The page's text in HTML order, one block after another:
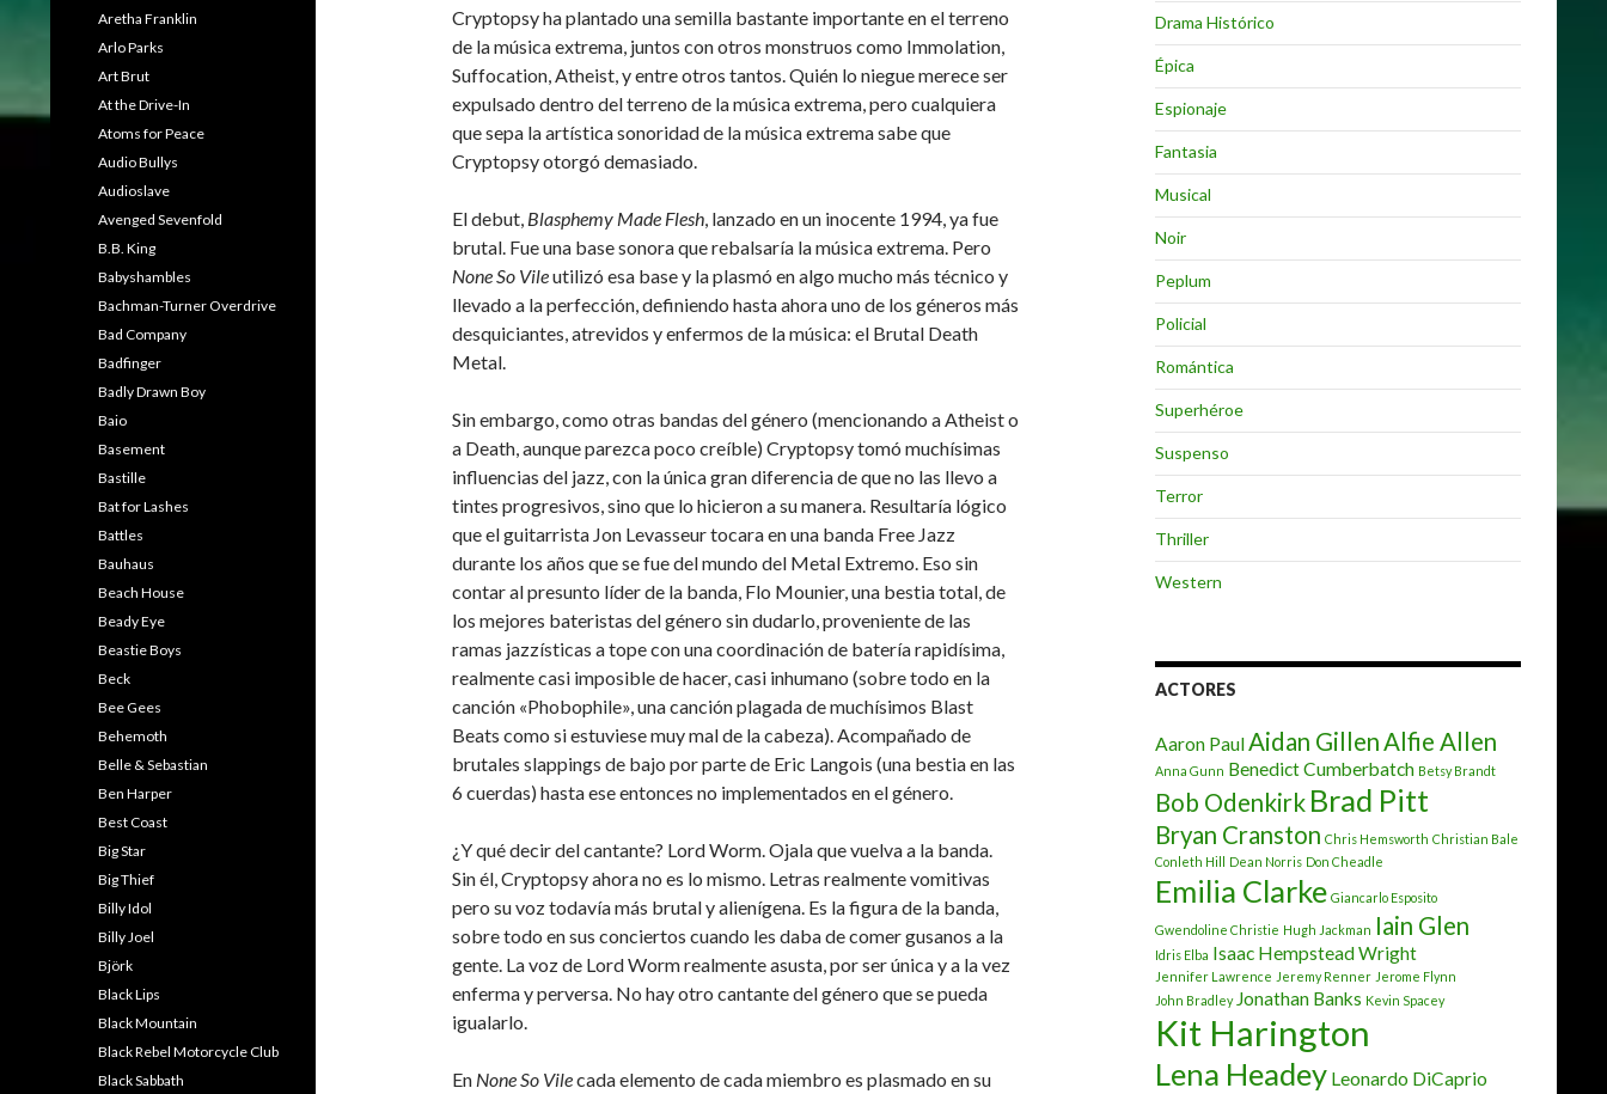
Cryptopsy ha plantado una semilla bastante importante en el terreno
de la música extrema, juntos con otros monstruos como Immolation,
Suffocation, Atheist, y entre otros tantos. Quién lo niegue merece ser
expulsado dentro del terreno de la música extrema, pero cualquiera
que sepa la artística sonoridad de la música extrema sabe que
Cryptopsy otorgó demasiado.
El debut, Blasphemy Made Flesh, lanzado en un inocente 1994, ya fue
brutal. Fue una base sonora que rebalsaría la música extrema. Pero
None So Vileutilizó esa base y la plasmó en algo mucho más técnico y
llevado a la perfección, definiendo hasta ahora uno de los géneros más
desquiciantes, atrevidos y enfermos de la música: el Brutal Death
Metal.
Sin embargo, como otras bandas del género (mencionando a Atheist o
a Death, aunque parezca poco creíble) Cryptopsy tomó muchísimas
influencias del jazz, con la única gran diferencia de que no las llevo a
tintes progresivos, sino que lo hicieron a su manera. Resultaría lógico
que el guitarrista Jon Levasseur tocara en una banda Free Jazz
durante los años que se fue del mundo del Metal Extremo. Eso sin
contar al presunto líder de la banda, Flo Mounier, una bestia total, de
los mejores bateristas del género sin dudarlo, proveniente de las
ramas jazzísticas a tope con una coordinación de batería rapidísima,
realmente casi imposible de hacer, casi inhumano (sobre todo en la
canción «Phobophile», una canción plagada de muchísimos Blast
Beats como si estuviese muy mal de la cabeza). Acompañado de
brutales slappings de bajo por parte de Eric Langois (una bestia en las
6 cuerdas) hasta ese entonces no implementados en el género.
¿Y qué decir del cantante? Lord Worm. Ojala que vuelva a la banda.
Sin él, Cryptopsy ahora no es lo mismo. Letras realmente vomitivas
pero su voz todavía más brutal y alienígena. Es la figura de la banda,
sobre todo en sus conciertos cuando les daba de comer gusanos a la
gente. La voz de Lord Worm realmente asusta, por ser única y a la vez
enferma y perversa. No hay otro cantante del género que se pueda
igualarlo.
En None So Vilecada elemento de cada miembro es plasmado en su
Drama Histórico
Épica
Espionaje
Fantasia
Musical
Noir
Peplum
Policial
Romántica
Superhéroe
Suspenso
Terror
Thriller
Western
ACTORES
Aaron PaulAidan GillenAlfie Allen
Anna Gunn Benedict Cumberbatch Betsy Brandt
Bob Odenkirk Brad Pitt
Bryan Cranston Chris Hemsworth Christian Bale
Conleth Hill
Dean Norris Don Cheadle
Emilia Clarke Giancarlo Esposito
Gwendoline Christie Hugh Jackman Iain Glen
Idris Elba Isaac Hempstead Wright
Jennifer Lawrence Jeremy Renner Jerome Flynn
John Bradley Jonathan Banks Kevin Spacey
Kit Harington
Lena Headey Leonardo DiCaprio
Aretha Franklin
Arlo Parks
Art Brut
At the Drive-In
Atoms for Peace
Audio Bullys
Audioslave
Avenged Sevenfold
B.B. King
Babyshambles
Bachman-Turner Overdrive
Bad Company
Badfinger
Badly Drawn Boy
Baio
Basement
Bastille
Bat for Lashes
Battles
Bauhaus
Beach House
Beady Eye
Beastie Boys
Beck
Bee Gees
Behemoth
Belle & Sebastian
Ben Harper
Best Coast
Big Star
Big Thief
Billy Idol
Billy Joel
Björk
Black Lips
Black Mountain
Black Rebel Motorcycle Club
Black Sabbath